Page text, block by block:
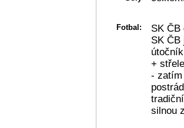
Fotbal:
SK ČB
SK ČB
+
- zatím
silnou